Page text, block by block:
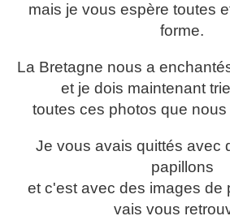
mais je vous espère toutes
forme.
La Bretagne nous a
et je dois maintenant
toutes ces photos que
Je vous avais quittés avec
papillons
et c'est avec des images de
vais vous